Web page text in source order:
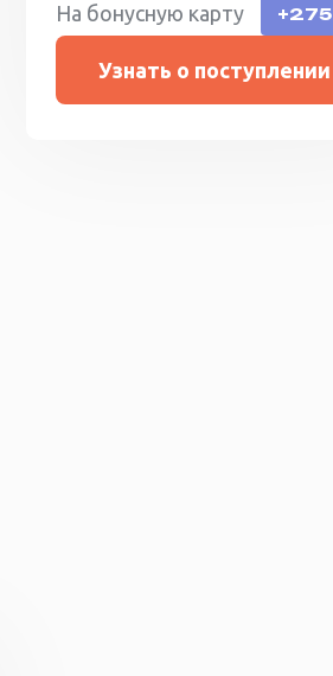
На бонусную карту +275
Узнать о поступлении